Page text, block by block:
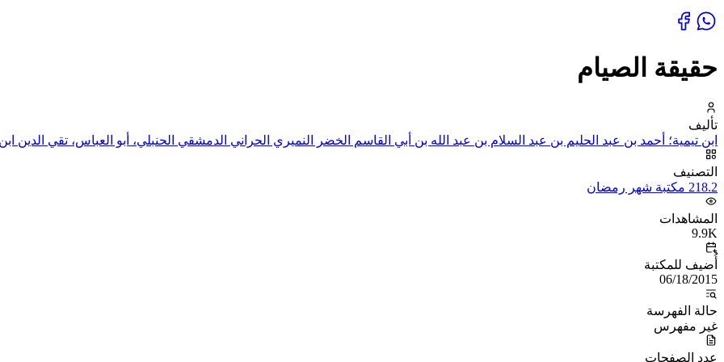
حقيقة الصيام
تأليف
ابن تيمية؛ أحمد بن عبد الحليم بن عبد السلام بن عبد الله بن أبي القاسم الخضر النميري الحراني الدمشقي الحنبلي، أبو العباس، تقي الدين
التصنيف
218.2 مكتبة شهر رمضان
المشاهدات
9.9K
أُضيف للمكتبة
06/18/2015
حالة الفهرسة
غير مفهرس
عدد الصفحات